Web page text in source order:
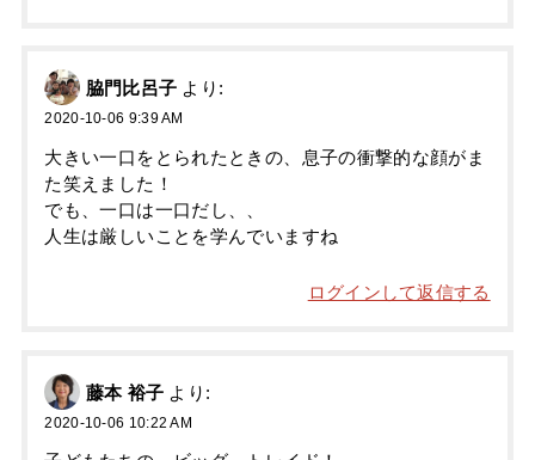
脇門比呂子 より:
2020-10-06 9:39 AM
大きい一口をとられたときの、息子の衝撃的な顔がま
た笑えました！
でも、一口は一口だし、、
人生は厳しいことを学んでいますね
ログインして返信する
藤本 裕子 より:
2020-10-06 10:22 AM